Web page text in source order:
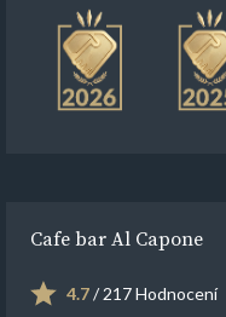
Cafe bar Al Capone
4.7/ 217 Hodnocení